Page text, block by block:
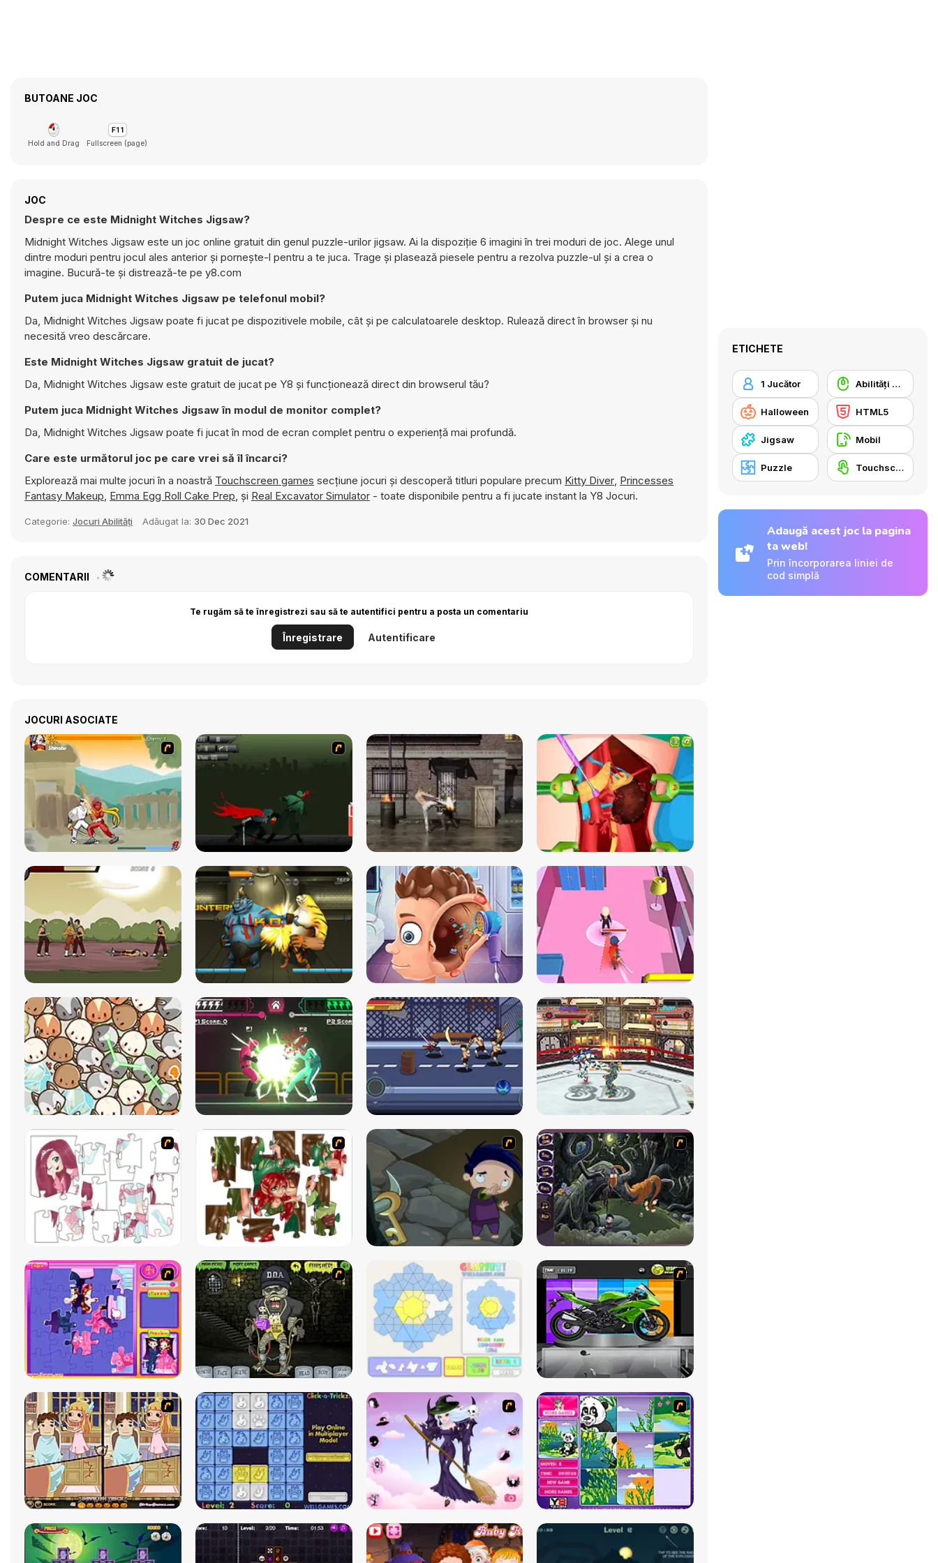
BUTOANE JOC
Hold and Drag Fullscreen (page)
JOC
Despre ce este Midnight Witches Jigsaw?
Midnight Witches Jigsaw este un joc online gratuit din genul puzzle-urilor jigsaw. Ai la dispoziție 6 imagini în trei moduri de joc. Alege unul
dintre moduri pentru jocul ales anterior și pornește-l pentru a te juca. Trage și plasează piesele pentru a rezolva puzzle-ul și a crea o
imagine. Bucură-te și distrează-te pe y8.com
Putem juca Midnight Witches Jigsaw pe telefonul mobil?
Da, Midnight Witches Jigsaw poate fi jucat pe dispozitivele mobile, cât și pe calculatoarele desktop. Rulează direct în browser și nu
necesită vreo descărcare.
Este Midnight Witches Jigsaw gratuit de jucat?
Da, Midnight Witches Jigsaw este gratuit de jucat pe Y8 și funcționează direct din browserul tău?
Putem juca Midnight Witches Jigsaw în modul de monitor complet?
Da, Midnight Witches Jigsaw poate fi jucat în mod de ecran complet pentru o experiență mai profundă.
Care este următorul joc pe care vrei să îl încarci?
Explorează mai multe jocuri în a noastră Touchscreen games secțiune jocuri și descoperă titluri populare precum Kitty Diver, Princesses
Fantasy Makeup, Emma Egg Roll Cake Prep, și Real Excavator Simulator - toate disponibile pentru a fi jucate instant la Y8 Jocuri.
Categorie: Jocuri Abilități Adăugat la: 30 Dec 2021
COMENTARII
Te rugăm să te înregistrezi sau să te autentifici pentru a posta un comentariu
Înregistrare Autentificare
JOCURI ASOCIATE
ETICHETE
1 Jucător Abilități Mouse
Halloween HTML5
Jigsaw Mobil
Puzzle Touchscreen
Adaugă acest joc la pagina
ta web!
Prin încorporarea liniei de
cod simplă